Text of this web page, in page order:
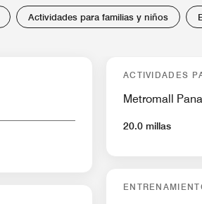
Actividades para familias y niños
ACTIVIDADES
Metromall
20.0 millas